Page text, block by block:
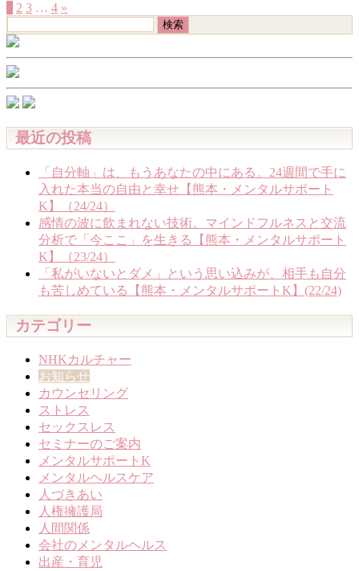
2 3 … 4 »
索:
最近の投稿
「自分軸」は、もうあなたの中にある。24週間で手に
入れた本当の自由と幸せ【熊本・メンタルサポート
K】（24/24）
感情の波に飲まれない技術。マインドフルネスと交流
分析で「今ここ」を生きる【熊本・メンタルサポート
K】（23/24）
「私がいないとダメ」という思い込みが、相手も自分
も苦しめている【熊本・メンタルサポートK】(22/24)
カテゴリー
NHKカルチャー
お知らせ
カウンセリング
ストレス
セックスレス
セミナーのご案内
メンタルサポートK
メンタルヘルスケア
人づきあい
人権擁護局
人間関係
会社のメンタルヘルス
出産・育児